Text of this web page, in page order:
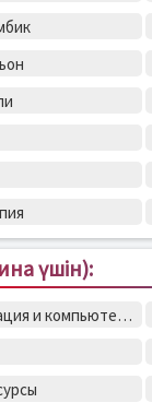
үшін):
Автоматизация и компьютерно-интегрованые технологии